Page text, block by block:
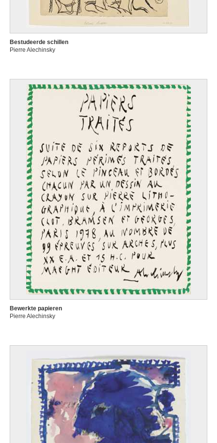
Bestudeerde schillen
Pierre Alechinsky
Bewerkte papieren
Pierre Alechinsky